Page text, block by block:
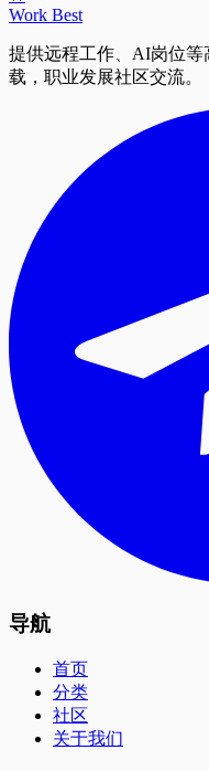
Work Best
提供远程工作、AI岗位
载，职业发展社区交流。
导航
首页
分类
社区
关于我们